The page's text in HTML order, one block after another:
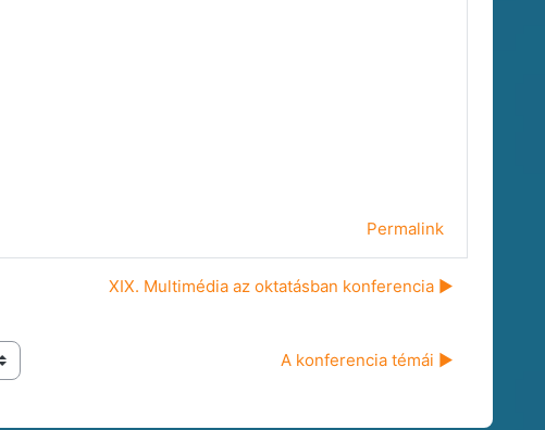
Permalink
XIX. Multimédia az oktatásban konferencia ▶︎
A konferencia témái ▶︎